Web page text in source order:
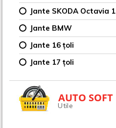
Jante SKODA Octavia 1
Jante BMW
Jante 16 țoli
Jante 17 țoli
AUTO SOFT
Utile